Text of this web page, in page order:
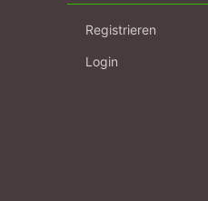
Registrieren
Login